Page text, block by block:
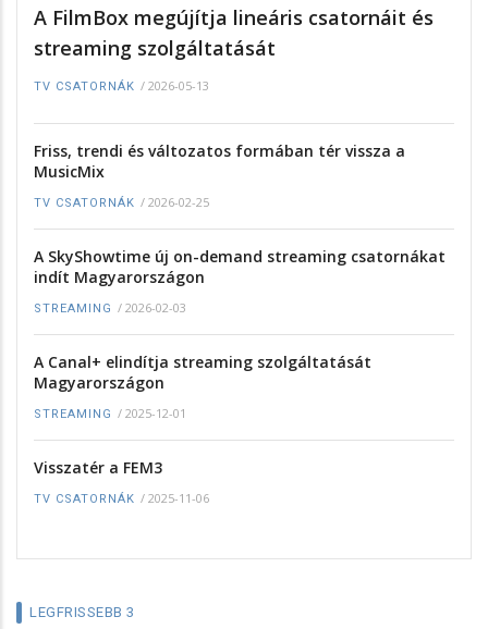
A FilmBox megújítja lineáris csatornáit és
streaming szolgáltatását
TV CSATORNÁK / 2026-05-13
Friss, trendi és változatos formában tér vissza a
MusicMix
TV CSATORNÁK / 2026-02-25
A SkyShowtime új on-demand streaming csatornákat
indít Magyarországon
STREAMING / 2026-02-03
A Canal+ elindítja streaming szolgáltatását
Magyarországon
STREAMING / 2025-12-01
Visszatér a FEM3
TV CSATORNÁK / 2025-11-06
LEGFRISSEBB 3